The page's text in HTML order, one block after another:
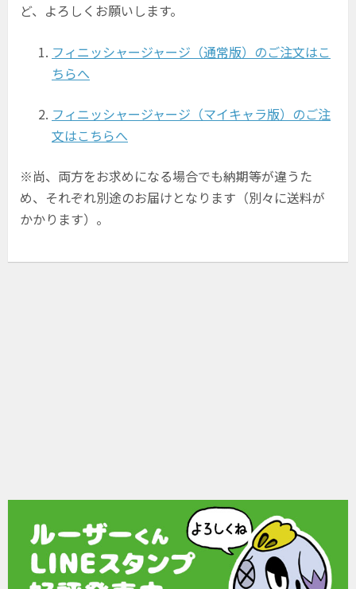
ど、よろしくお願いします。
フィニッシャージャージ（通常版）のご注文はこ
ちらへ
フィニッシャージャージ（マイキャラ版）のご注
文はこちらへ
※尚、両方をお求めになる場合でも納期等が違うた
め、それぞれ別途のお届けとなります（別々に送料が
かかります）。